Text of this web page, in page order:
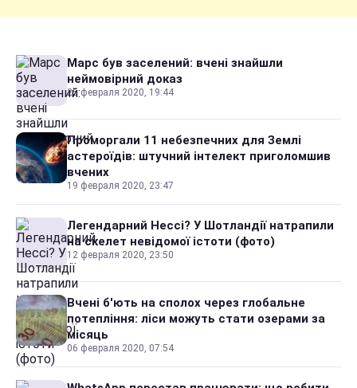
Марс був заселений: вчені знайшли
неймовірний доказ
25 февраля 2020, 19:44
Проморгали 11 небезпечних для Землі
астероїдів: штучний інтелект приголомшив
вчених
19 февраля 2020, 23:47
Легендарний Нессі? У Шотландії натрапили
на скелет невідомої істоти (фото)
12 февраля 2020, 23:50
Вчені б'ють на сполох через глобальне
потепління: ліси можуть стати озерами за
місяць
06 февраля 2020, 07:54